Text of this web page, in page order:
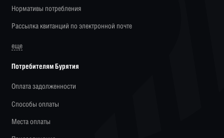
Нормативы потребления
Рассылка квитанций по электронной почте
еще
Потребителям Бурятия
Оплата задолженности
Способы оплаты
Места оплаты